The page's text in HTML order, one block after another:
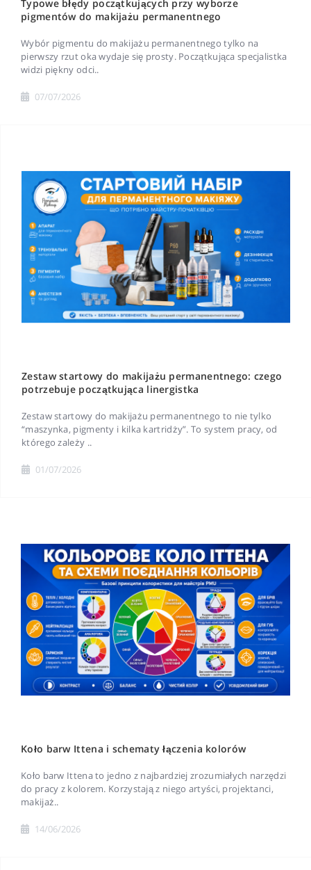
Typowe błędy początkujących przy wyborze
pigmentów do makijażu permanentnego
Wybór pigmentu do makijażu permanentnego tylko na
pierwszy rzut oka wydaje się prosty. Początkująca specjalistka
widzi piękny odci..
07/07/2026
Zestaw startowy do makijażu permanentnego: czego
potrzebuje początkująca linergistka
Zestaw startowy do makijażu permanentnego to nie tylko
“maszynka, pigmenty i kilka kartridży”. To system pracy, od
którego zależy ..
01/07/2026
Koło barw Ittena i schematy łączenia kolorów
Koło barw Ittena to jedno z najbardziej zrozumiałych narzędzi
do pracy z kolorem. Korzystają z niego artyści, projektanci,
makijaż..
14/06/2026